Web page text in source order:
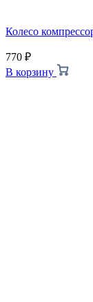
Колесо
770 ₽
В корзину